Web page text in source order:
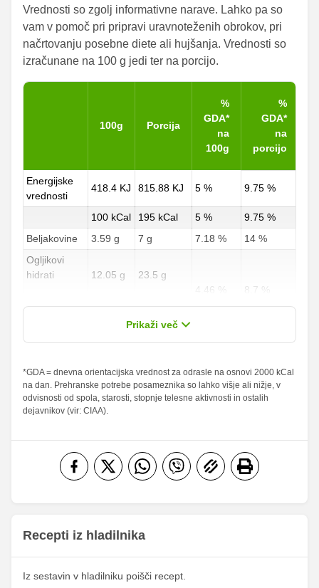
Vrednosti so zgolj informativne narave. Lahko pa so
vam v pomoč pri pripravi uravnoteženih obrokov, pri
načrtovanju posebne diete ali hujšanja. Vrednosti so
izračunane na 100 g jedi ter na porcijo.
100g Porcija
%
GDA*
na
100g
%
GDA*
na
porcijo
Energijske
vrednosti
418.4 KJ 815.88 KJ 5 % 9.75 %
100 kCal 195 kCal 5 %
9.75 %
Beljakovine
3.59 g 7 g 7.18 %
14 %
Ogljikovi
hidrati
od teh
12.05 g
1.28 g
23.5 g
2.5 g
4.46 % 8.7 %
Maščobe
od teh
nasičene
maščobne
kisline
2.05 g 4 g 10.25 % 20 %
Folna kislina
0 g
0 g
0 mg 0 mg
340.38
Kalcij
76.79
149.75 mg
Prikaži več
*GDA = dnevna orientacijska vrednost za odrasle na osnovi 2000 kCal
na dan. Prehranske potrebe posameznika so lahko višje ali nižje, v
odvisnosti od spola, starosti, stopnje telesne aktivnosti in ostalih
dejavnikov (vir: CIAA).
Recepti iz hladilnika
Iz sestavin v hladilniku poišči recept.